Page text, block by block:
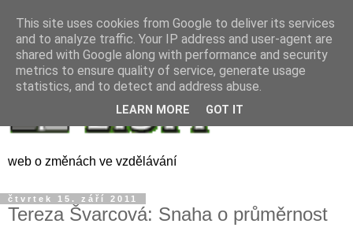
web o změnách ve vzdělávání
čtvrtek 15. září 2011
Tereza Švarcová: Snaha o průměrnost
This site uses cookies from Google to deliver its services
and to analyze traffic. Your IP address and user-agent are
shared with Google along with performance and security
metrics to ensure quality of service, generate usage
statistics, and to detect and address abuse.
LEARN MORE GOT IT